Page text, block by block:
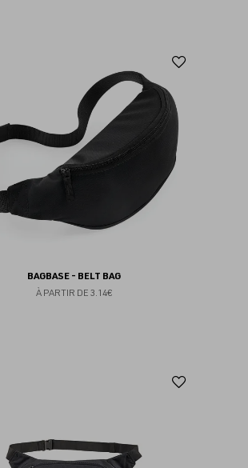
BAGBASE - BELT BAG
À PARTIR DE 3.14€